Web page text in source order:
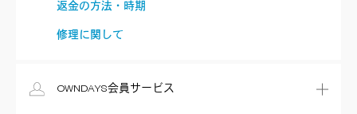
返金の方法・時期
修理に関して
OWNDAYS会員サービス